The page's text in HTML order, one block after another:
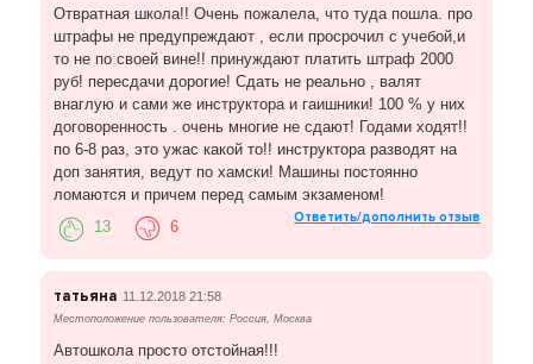
Отвратная школа!! Очень пожалела, что туда пошла. про
штрафы не предупреждают , если просрочил с учебой,и
то не по своей вине!! принуждают платить штраф 2000
руб! пересдачи дорогие! Сдать не реально , валят
внаглую и сами же инструктора и гаишники! 100 % у них
договоренность . очень многие не сдают! Годами ходят!!
по 6-8 раз, это ужас какой то!! инструктора разводят на
доп занятия, ведут по хамски! Машины постоянно
ломаются и причем перед самым экзаменом!
Ответить/дополнить отзыв
13 6
татьяна 11.12.2018 21:58
Местоположение пользователя: Россия, Москва
Автошкола просто отстойная!!!